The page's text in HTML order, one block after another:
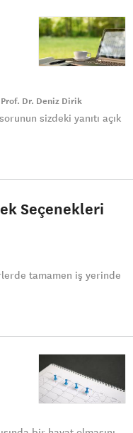
Prof. Dr. Deniz Dirik
sizdeki yanıtı açık
Seçenekleri
tamamen iş yerinde